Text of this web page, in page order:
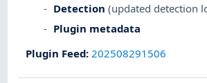
Detection (updated detection
Plugin metadata
Plugin Feed:202508291506